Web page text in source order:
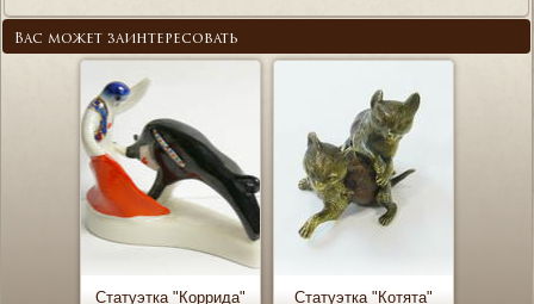
Вас может заинтересовать
Статуэтка "Коррида" Статуэтка "Котята"